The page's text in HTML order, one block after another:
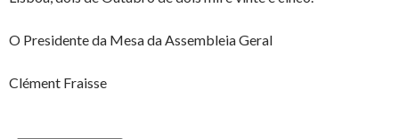
O Presidente da Mesa da Assembleia Geral
Clément Fraisse